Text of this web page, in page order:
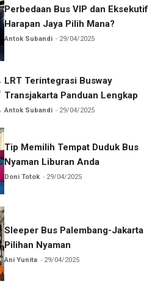
Perbedaan Bus VIP dan Eksekutif
Harapan Jaya Pilih Mana?
Antok Subandi 29/04/2025
LRT Terintegrasi Busway
Transjakarta Panduan Lengkap
Antok Subandi 29/04/2025
Tip Memilih Tempat Duduk Bus
Nyaman Liburan Anda
Doni Totok 29/04/2025
Sleeper Bus Palembang-Jakarta
Pilihan Nyaman
Ani Yunita 29/04/2025